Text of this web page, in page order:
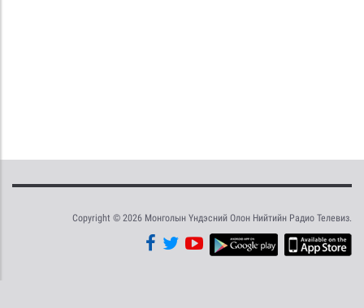
Copyright © 2026 Монголын Үндэсний Олон Нийтийн Радио Телевиз.